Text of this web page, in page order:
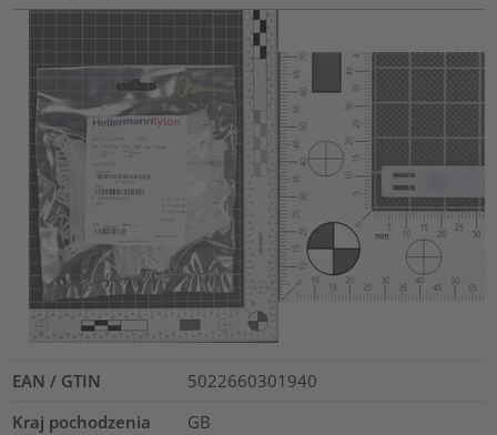
EAN / GTIN
5022660301940
Kraj pochodzenia
GB